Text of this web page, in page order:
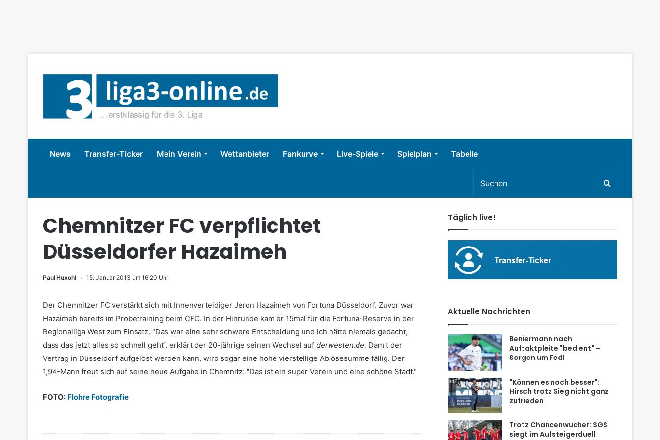
News Transfer-Ticker Mein Verein Wettanbieter Fankurve Live-Spiele Spielplan Tabelle
Chemnitzer FC verpflichtet
Düsseldorfer Hazaimeh
Paul Huxohl 15. Januar 2013 um 16:20 Uhr
Der Chemnitzer FC verstärkt sich mit Innenverteidiger Jeron Hazaimeh von Fortuna Düsseldorf. Zuvor war
Hazaimeh bereits im Probetraining beim CFC. In der Hinrunde kam er 15mal für die Fortuna-Reserve in der
Regionalliga West zum Einsatz. "Das war eine sehr schwere Entscheidung und ich hätte niemals gedacht,
dass das jetzt alles so schnell geht“, erklärt der 20-jährige seinen Wechsel auf derwesten.de. Damit der
Vertrag in Düsseldorf aufgelöst werden kann, wird sogar eine hohe vierstellige Ablösesumme fällig. Der
1,94-Mann freut sich auf seine neue Aufgabe in Chemnitz: "Das ist ein super Verein und eine schöne Stadt."
FOTO: Flohre Fotografie
Täglich live!
Aktuelle Nachrichten
Beniermann nach
Auftaktpleite "bedient" –
Sorgen um Fedl
"Können es noch besser":
Hirsch trotz Sieg nicht ganz
zufrieden
Trotz Chancenwucher: SGS
siegt im Aufsteigerduell